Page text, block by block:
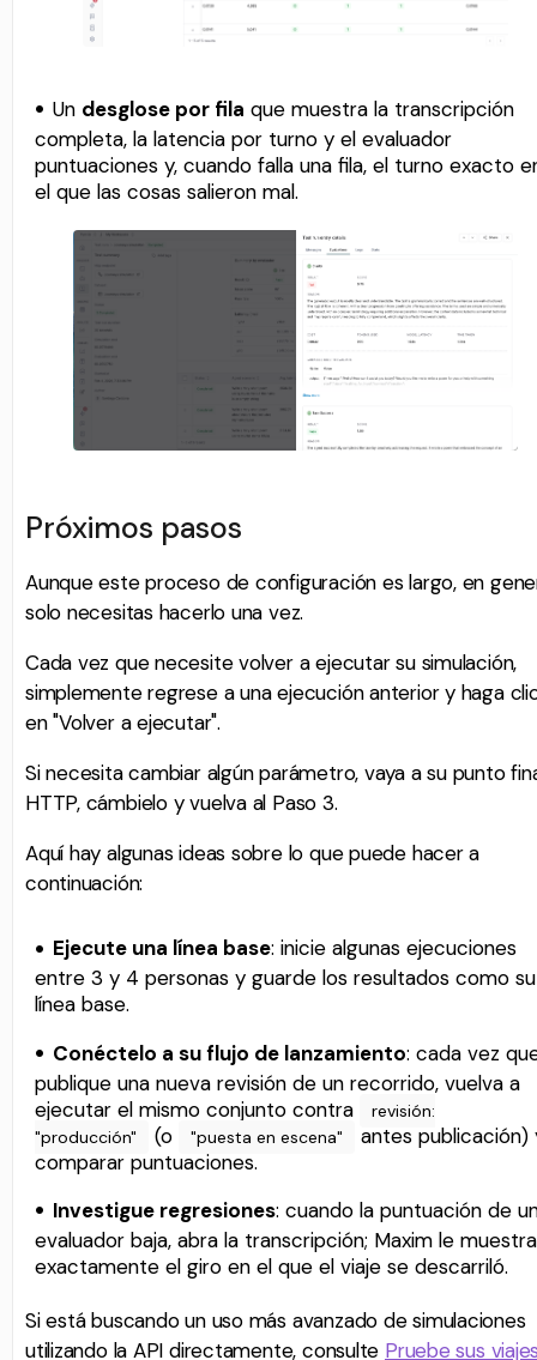
Un desglose por fila que muestra la transcripción
completa, la latencia por turno y el evaluador
puntuaciones y, cuando falla una fila, el turno exacto
el que las cosas salieron mal.
Próximos pasos
Aunque este proceso de configuración es largo, en
solo necesitas hacerlo una vez.
Cada vez que necesite volver a ejecutar su simulación,
simplemente regrese a una ejecución anterior y haga
en "Volver a ejecutar".
Si necesita cambiar algún parámetro, vaya a su punto
HTTP, cámbielo y vuelva al Paso 3.
Aquí hay algunas ideas sobre lo que puede hacer a
continuación:
Ejecute una línea base: inicie algunas ejecuciones
entre 3 y 4 personas y guarde los resultados como su
línea base.
Conéctelo a su flujo de lanzamiento: cada vez
publique una nueva revisión de un recorrido, vuelva a
ejecutar el mismo conjunto contra
revisión:
"producción"
(o "puesta en escena"
antes publicación)
comparar puntuaciones.
Investigue regresiones: cuando la puntuación de
evaluador baja, abra la transcripción; Maxim le muestra
exactamente el giro en el que el viaje se descarriló.
Si está buscando un uso más avanzado de simulaciones
utilizando la API directamente, consulte Pruebe sus